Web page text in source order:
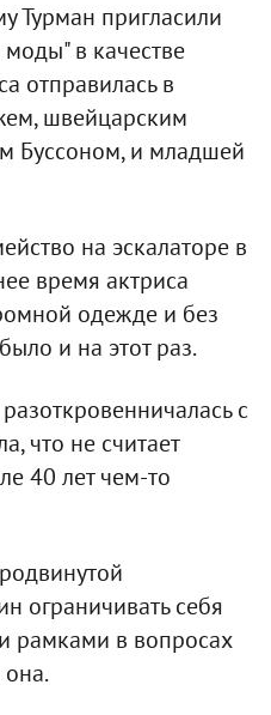
Турман пригласили
в качестве
отправилась в
швейцарским
Буссоном, и младшей
на эскалаторе в
время актриса
одежде и без
и на этот раз.
с
что не считает
40 лет чем-то
ограничивать себя
рамками в вопросах
она.